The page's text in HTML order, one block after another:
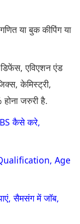
या बुक कीपिंग या
एविएशन एंड
केमिस्ट्री,
जरुरी है.
कैसे करे,
Age
सैमसंग में जॉब,